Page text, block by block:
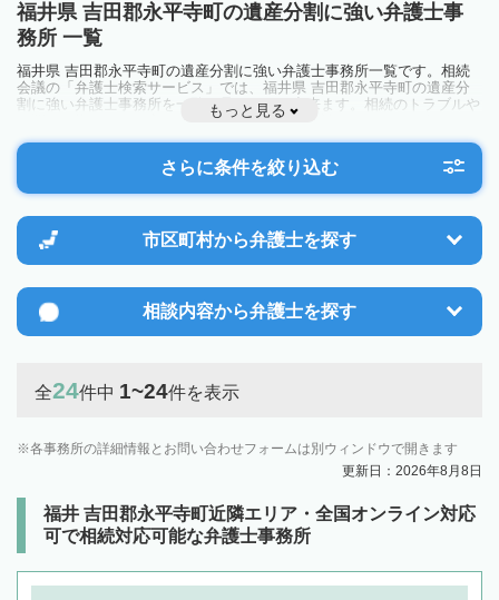
福井県 吉田郡永平寺町の遺産分割に強い弁護士事
務所 一覧
福井県 吉田郡永平寺町の遺産分割に強い弁護士事務所一覧です。相続
会議の「弁護士検索サービス」では、福井県 吉田郡永平寺町の遺産分
割に強い弁護士事務所を一覧で見ることが出来ます。相続のトラブルや
お悩みを抱えている方は一度近隣の弁護士に相談してみましょう。
もっと見る
さらに条件を絞り込む
市区町村から弁護士を探す
相談内容から弁護士を探す
全24件中 1~24件を表示
各事務所の詳細情報とお問い合わせフォームは別ウィンドウで開きます
更新日：2026年8月8日
福井 吉田郡永平寺町近隣エリア・全国オンライン対応
可で相続対応可能な弁護士事務所